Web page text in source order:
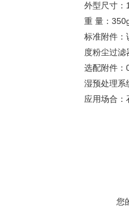
外型尺寸：
重 量：
标准附件：
度粉尘过滤
选配附件：
湿预处理系
应用场合：
您